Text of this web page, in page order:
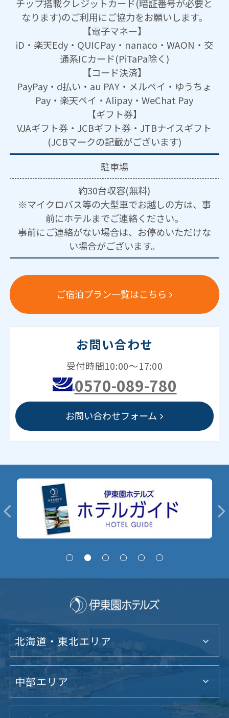
チップ搭載クレジットカード(暗証番号が必要と
なります)のご利用にご協力をお願いします。
【電子マネー】
iD・楽天Edy・QUICPay・nanaco・WAON・交
通系ICカード(PiTaPa除く)
【コード決済】
PayPay・d払い・au PAY・メルペイ・ゆうちょ
Pay・楽天ペイ・Alipay・WeChat Pay
【ギフト券】
VJAギフト券・JCBギフト券・JTBナイスギフト
(JCBマークの記載がございます)
駐車場
約30台収容(無料)
※マイクロバス等の大型車でお越しの方は、事
前にホテルまでご連絡ください。
事前にご連絡がない場合は、お停めいただけな
い場合がございます。
ご宿泊プラン一覧はこちら
お問い合わせ
受付時間10:00～17:00
0570-089-780
お問い合わせフォーム
北海道・東北エリア
中部エリア